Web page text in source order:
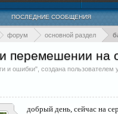
форум основной раздел
перемешении на
и ошибки", создана пользователем
добрый день, сейчас на
ПОСЛЕДНИЕ СООБЩЕНИЯ